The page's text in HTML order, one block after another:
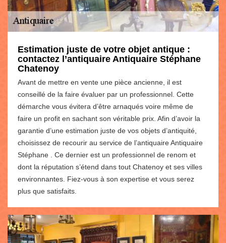
Estimation juste de votre objet antique :
contactez l’antiquaire Antiquaire Stéphane
Chatenoy
Avant de mettre en vente une pièce ancienne, il est
conseillé de la faire évaluer par un professionnel. Cette
démarche vous évitera d’être arnaqués voire même de
faire un profit en sachant son véritable prix. Afin d’avoir la
garantie d’une estimation juste de vos objets d’antiquité,
choisissez de recourir au service de l’antiquaire Antiquaire
Stéphane . Ce dernier est un professionnel de renom et
dont la réputation s’étend dans tout Chatenoy et ses villes
environnantes. Fiez-vous à son expertise et vous serez
plus que satisfaits.